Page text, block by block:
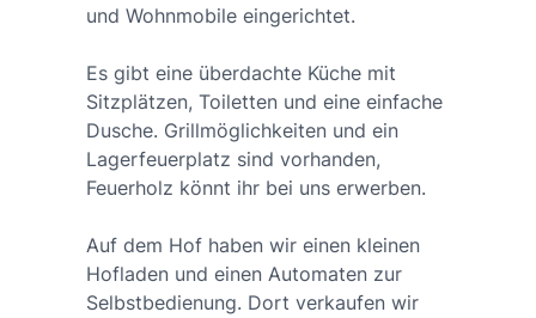
und Wohnmobile eingerichtet.
Es gibt eine überdachte Küche mit
Sitzplätzen, Toiletten und eine einfache
Dusche. Grillmöglichkeiten und ein
Lagerfeuerplatz sind vorhanden,
Feuerholz könnt ihr bei uns erwerben.
Auf dem Hof haben wir einen kleinen
Hofladen und einen Automaten zur
Selbstbedienung. Dort verkaufen wir